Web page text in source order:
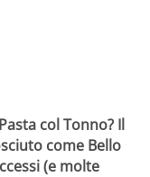
col Tonno? Il
come Bello
(e molte